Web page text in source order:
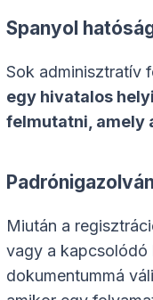
Spanyol
Sok adminisztratív
egy hivatalos
felmutatni, amely
Miután a
vagy a kapcsolódó
dokumentummá